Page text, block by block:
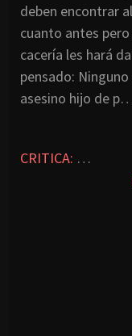
deben encontrar
cuanto antes
cacería les hará
pensado:
asesino hijo de
CRITICA: …